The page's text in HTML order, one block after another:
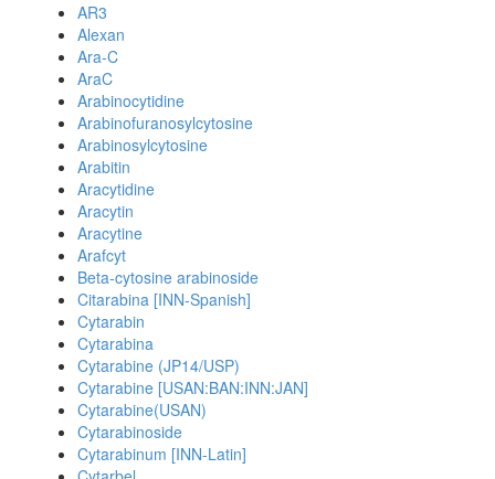
AR3
Alexan
Ara-C
AraC
Arabinocytidine
Arabinofuranosylcytosine
Arabinosylcytosine
Arabitin
Aracytidine
Aracytin
Aracytine
Arafcyt
Beta-cytosine arabinoside
Citarabina [INN-Spanish]
Cytarabin
Cytarabina
Cytarabine (JP14/USP)
Cytarabine [USAN:BAN:INN:JAN]
Cytarabine(USAN)
Cytarabinoside
Cytarabinum [INN-Latin]